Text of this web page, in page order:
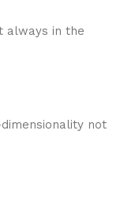
always in the
not